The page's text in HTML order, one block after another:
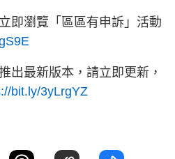
即瀏覽「區區有申訴」活動
出最新版本，請立即更新，
bit.ly/3yLrgYZ